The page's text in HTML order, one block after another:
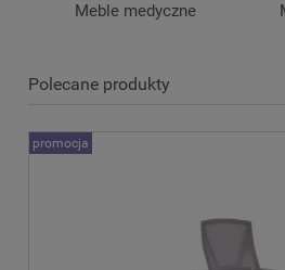
Meble medyczne
Polecane produkty
promocja